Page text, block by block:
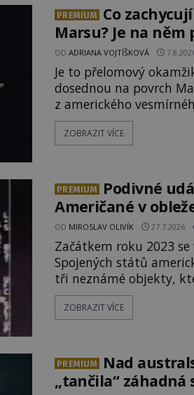
PREMIUM
Co
Marsu? Je na něm
ODADRIANA VOJTÍŠKOVÁ
Je to přelomový
dosednou na povrch
z amerického
jsou schopny pořídit
opředené rudé
připomínající lidskou
ZOBRAZIT VÍCE
PREMIUM
Podivné
Američané v
OD MIROSLAV OLIVÍK 27.7.2026
Začátkem roku 2023
Spojených států
tři neznámé objekty,
sestřeleny. Do dnešních dnů nebyly trosky těchto
létajících těles
2023 vydává
ZOBRAZIT VÍCE
PREMIUM
Nad
„tančila“ záhadná